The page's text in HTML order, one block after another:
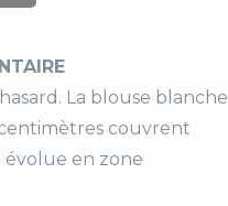
La blouse blanche
couvrent
en zone